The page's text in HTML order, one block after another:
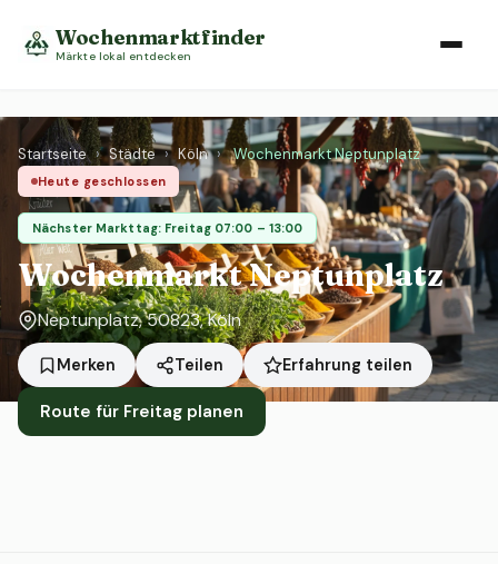
Wochenmarktfinder
Märkte lokal entdecken
Startseite › Städte › Köln › Wochenmarkt Neptunplatz
Heute geschlossen
Nächster Markttag: Freitag 07:00 – 13:00
Wochenmarkt Neptunplatz
Neptunplatz, 50823, Köln
Merken Teilen Erfahrung teilen
Route für Freitag planen